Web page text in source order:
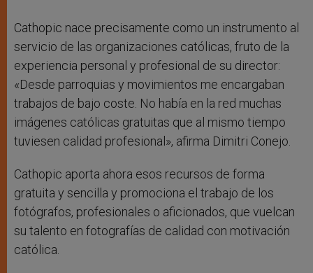
Cathopic nace precisamente como un instrumento al
servicio de las organizaciones católicas, fruto de la
experiencia personal y profesional de su director:
«Desde parroquias y movimientos me encargaban
trabajos de bajo coste. No había en la red muchas
imágenes católicas gratuitas que al mismo tiempo
tuviesen calidad profesional», afirma Dimitri Conejo.
Cathopic aporta ahora esos recursos de forma
gratuita y sencilla y promociona el trabajo de los
fotógrafos, profesionales o aficionados, que vuelcan
su talento en fotografías de calidad con motivación
católica.